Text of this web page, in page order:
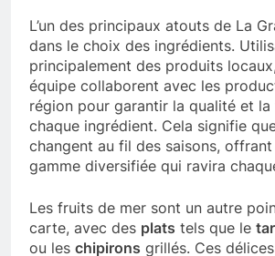
L’un des principaux atouts de La
dans le choix des ingrédients.
principalement des produits
équipe collaborent avec les
région pour garantir la qualité et
chaque ingrédient. Cela signifie
changent au fil des saisons, offrant
gamme diversifiée qui ravira
Les fruits de mer sont un autre
carte, avec des plats tels que le
ou les chipirons grillés. Ces